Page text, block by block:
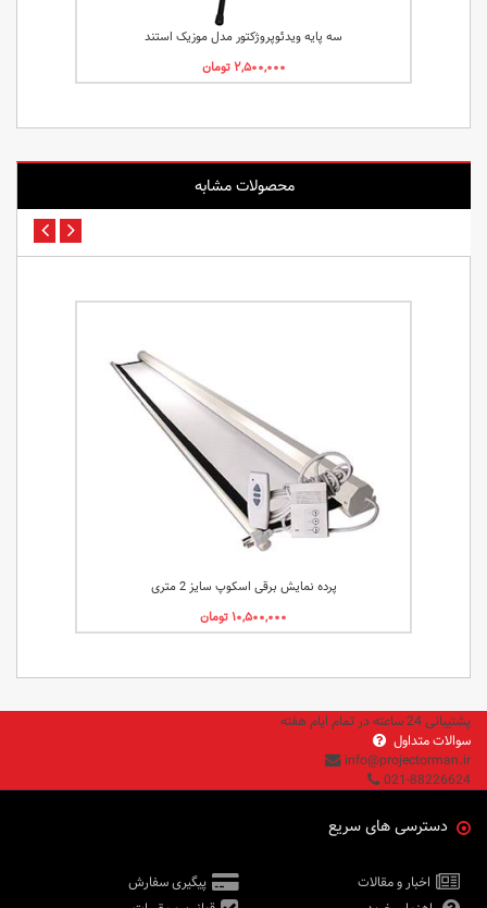
سه پایه ویدئوپروژکتور مدل موزیک استند
محصولات مشابه
پرده نمایش برقی اسکوپ سایز 2 متری
پشتیبانی 24 ساعته در تمام ایام هفته
سوالات متداول
info@projectorman.ir
021-88226624
دسترسی های سریع
اخبار و مقالات
پیگیری سفارش